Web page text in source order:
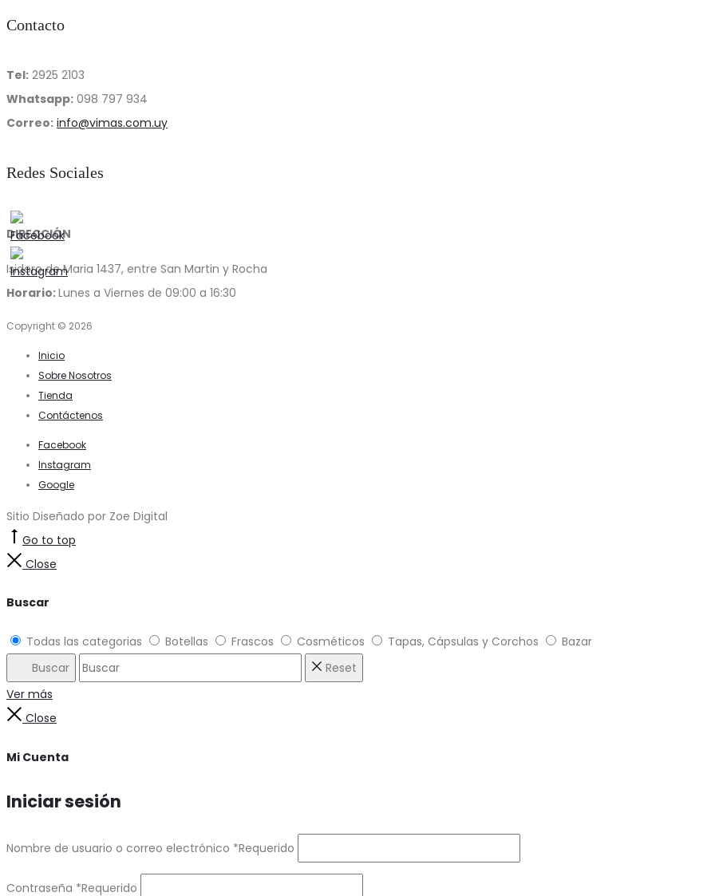
Contacto
Tel: 2925 2103
Whatsapp: 098 797 934
Correo: info@vimas.com.uy
Redes Sociales
DIRECCIÓN
Isidoro de Maria 1437, entre San Martin y Rocha
Horario:Lunes a Viernes de 09:00 a 16:30
Copyright © 2026
Inicio
Sobre Nosotros
Tienda
Contáctenos
Facebook
Instagram
Google
Sitio Diseñado por Zoe Digital
Go to top
Close
Buscar
Todas las categorias Botellas Frascos Cosméticos Tapas, Cápsulas y Corchos
Bazar
Buscar
Reset
Ver más
Close
Mi Cuenta
Iniciar sesión
Nombre de usuario o correo electrónico *Requerido
Contraseña *Requerido